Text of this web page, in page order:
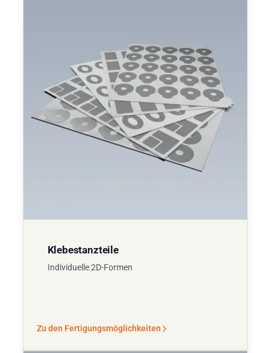
Klebestanzteile
Individuelle 2D-Formen
Zu den Fertigungsmöglichkeiten